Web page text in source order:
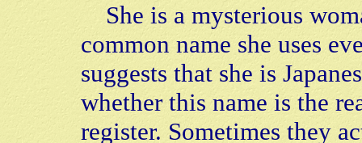
She is a mysterious
common name she uses
suggests that she is
whether this name is the
register. Sometimes they